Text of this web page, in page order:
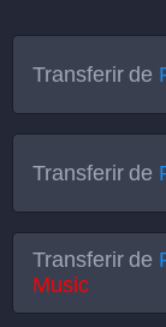
Transferir de
Transferir de
Transferir de
Music